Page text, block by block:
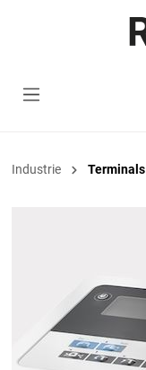
Industrie Terminals